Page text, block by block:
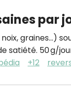
par
graines...)
satiété. 50 g/
+12